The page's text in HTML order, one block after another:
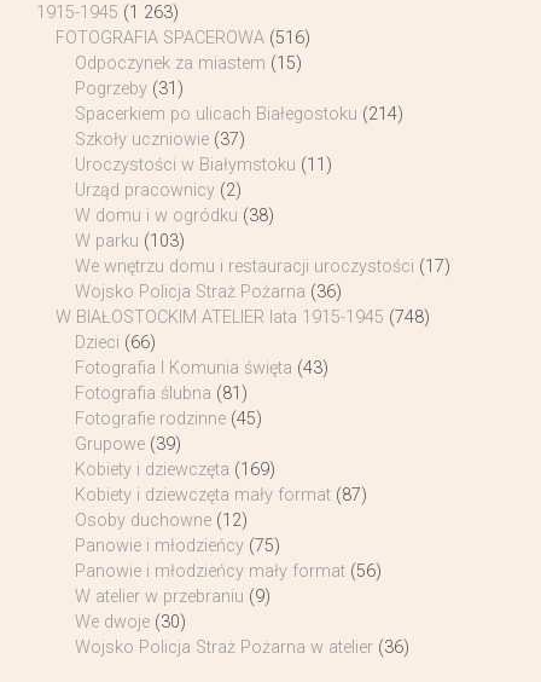
1915-1945 (1 263)
FOTOGRAFIA SPACEROWA (516)
Odpoczynek za miastem (15)
Pogrzeby (31)
Spacerkiem po ulicach Białegostoku (214)
Szkoły uczniowie (37)
Uroczystości w Białymstoku (11)
Urząd pracownicy (2)
W domu i w ogródku (38)
W parku (103)
We wnętrzu domu i restauracji uroczystości (17)
Wojsko Policja Straż Pożarna (36)
W BIAŁOSTOCKIM ATELIER lata 1915-1945 (748)
Dzieci (66)
Fotografia I Komunia święta (43)
Fotografia ślubna (81)
Fotografie rodzinne (45)
Grupowe (39)
Kobiety i dziewczęta (169)
Kobiety i dziewczęta mały format (87)
Osoby duchowne (12)
Panowie i młodzieńcy (75)
Panowie i młodzieńcy mały format (56)
W atelier w przebraniu (9)
We dwoje (30)
Wojsko Policja Straż Pożarna w atelier (36)